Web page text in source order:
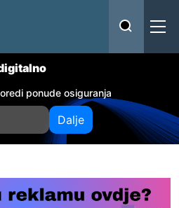
ponude osiguranja
Dalje